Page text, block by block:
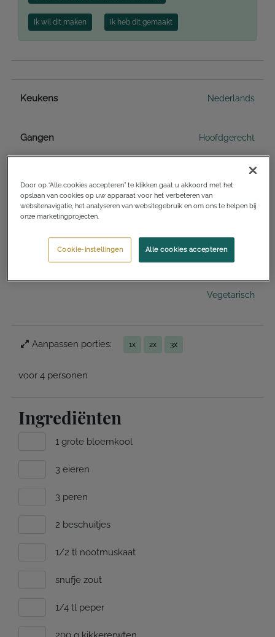
Ik wil dit maken Ik heb dit gemaakt
Keukens Nederlands
Gangen Hoofdgerecht
Geschikt voor zwangere vrouwen
Lactosevrij
Notenvrij
Schaal- en schelpdiervrij
Vegetarisch
Aanpassen porties: 1x 2x 3x
voor 4 personen
Ingrediënten
1 grote bloemkool
3 eieren
3 peren
2 beschuitjes
1/2 tl nootmuskaat
snufje zout
1/4 tl peper
Door op “Alle cookies accepteren” te klikken gaat u akkoord met het
opslaan van cookies op uw apparaat voor het verbeteren van
websitenavigatie, het analyseren van websitegebruik en om ons te helpen bij
onze marketingprojecten.
Alle cookies accepteren
Cookie-instellingen